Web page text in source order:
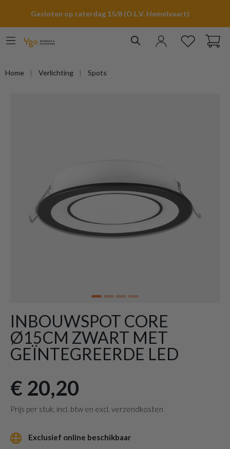
Gesloten op zaterdag 15/8 (O.L.V. Hemelvaart)
Home Verlichting Spots
INBOUWSPOT CORE
Ø15CM ZWART MET
GEÏNTEGREERDE LED
€ 20,20
Prijs per stuk, incl. btw en excl. verzendkosten
Exclusief online beschikbaar